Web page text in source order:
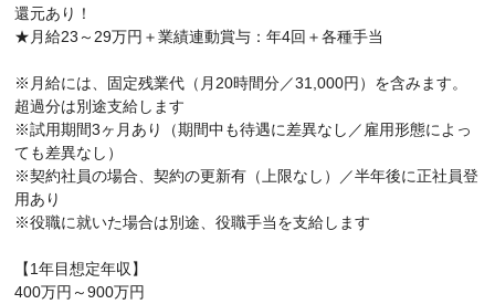
還元あり！
★月給23～29万円＋業績連動賞与：年4回＋各種手当
※月給には、固定残業代（月20時間分／31,000円）を含みます。
超過分は別途支給します
※試用期間3ヶ月あり（期間中も待遇に差異なし／雇用形態によっ
ても差異なし）
※契約社員の場合、契約の更新有（上限なし）／半年後に正社員登
用あり
※役職に就いた場合は別途、役職手当を支給します
【1年目想定年収】
400万円～900万円